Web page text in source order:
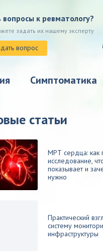
вопросы к ревматологу?
задать их нашему эксперту
вопрос
Симптоматика
статьи
МРТ сердца: как
исследование,
показывает и
нужно
Практический
систему
инфраструктуры